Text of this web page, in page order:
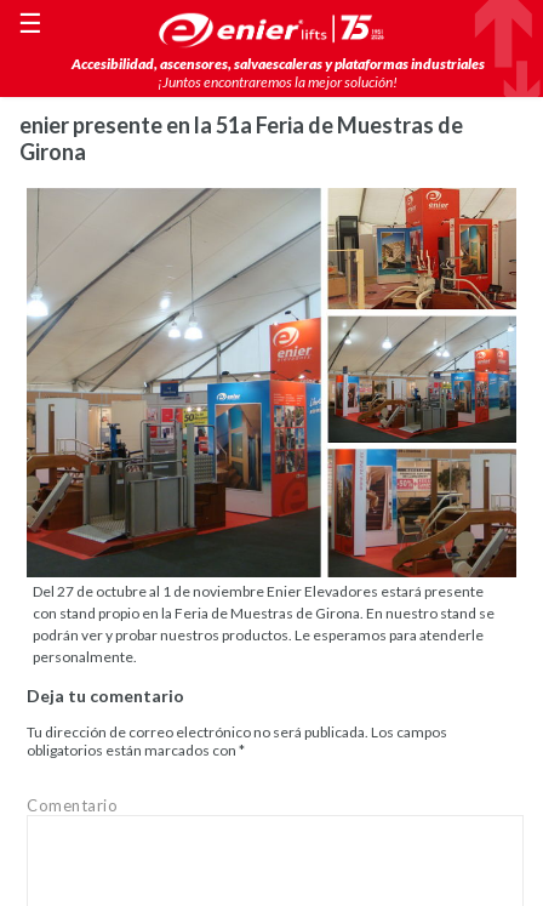
Accesibilidad, ascensores, salvaescaleras y plataformas industriales
¡Juntos encontraremos la mejor solución!
☰
enier presente en la 51a Feria de Muestras de
Girona
Del 27 de octubre al 1 de noviembre Enier Elevadores estará presente
con stand propio en la Feria de Muestras de Girona. En nuestro stand se
podrán ver y probar nuestros productos. Le esperamos para atenderle
personalmente.
Deja tu comentario
Tu dirección de correo electrónico no será publicada. Los campos
obligatorios están marcados con*
Comentario